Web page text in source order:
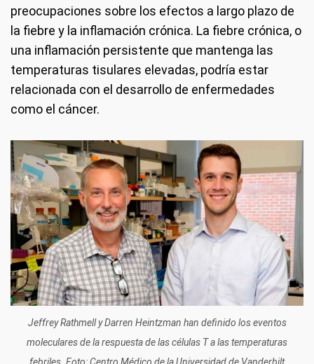
preocupaciones sobre los efectos a largo plazo de
la fiebre y la inflamación crónica. La fiebre crónica, o
una inflamación persistente que mantenga las
temperaturas tisulares elevadas, podría estar
relacionada con el desarrollo de enfermedades
como el cáncer.
Jeffrey Rathmell y Darren Heintzman han definido los eventos
moleculares de la respuesta de las células T a las temperaturas
febriles. Foto: Centro Médico de la Universidad de Vanderbilt